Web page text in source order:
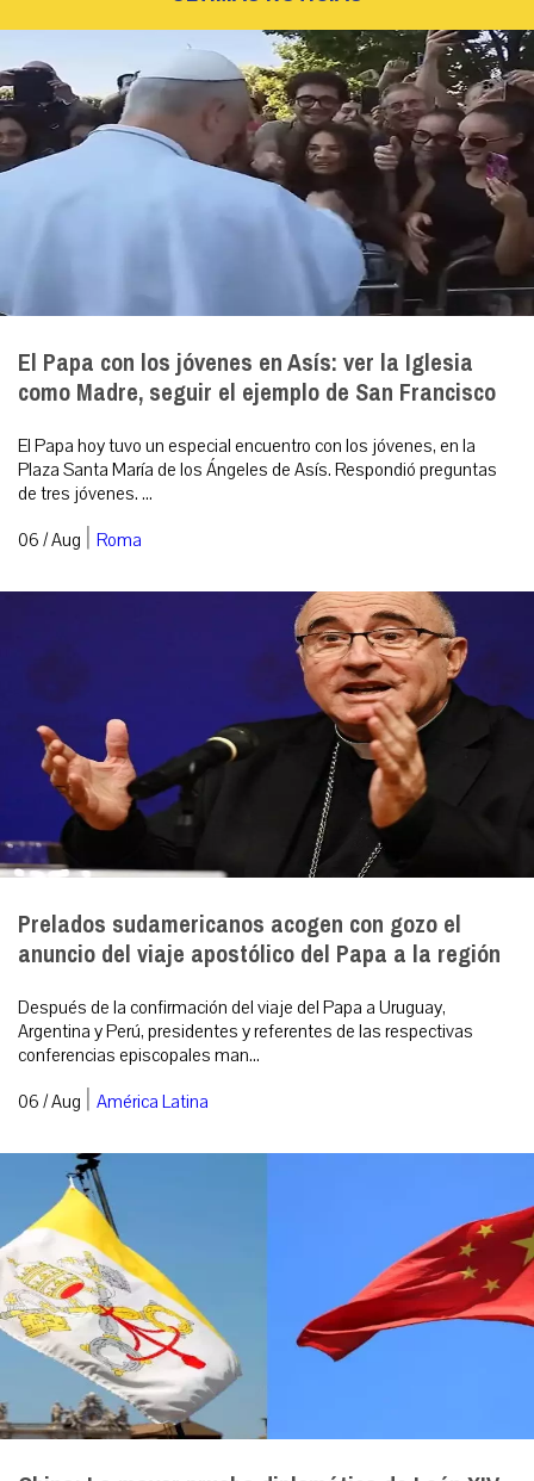
El Papa con los jóvenes en Asís: ver la Iglesia
como Madre, seguir el ejemplo de San Francisco
El Papa hoy tuvo un especial encuentro con los jóvenes, en la
Plaza Santa María de los Ángeles de Asís. Respondió preguntas
de tres jóvenes. ...
06 / Aug | Roma
Prelados sudamericanos acogen con gozo el
anuncio del viaje apostólico del Papa a la región
Después de la confirmación del viaje del Papa a Uruguay,
Argentina y Perú, presidentes y referentes de las respectivas
conferencias episcopales man...
06 / Aug | América Latina